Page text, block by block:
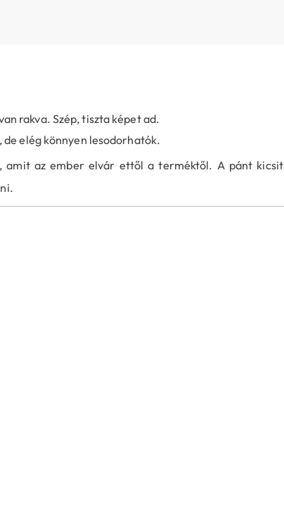
rakva. Szép, tiszta képet ad.
elég könnyen lesodorhatók.
amit az ember elvár ettől a terméktől. A pánt kicsit